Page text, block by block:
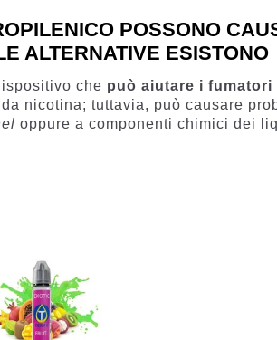
POSSONO
ALTERNATIVE ESISTONO
che può aiutare i fumatori
nicotina; tuttavia, può causare
oppure a componenti chimici dei